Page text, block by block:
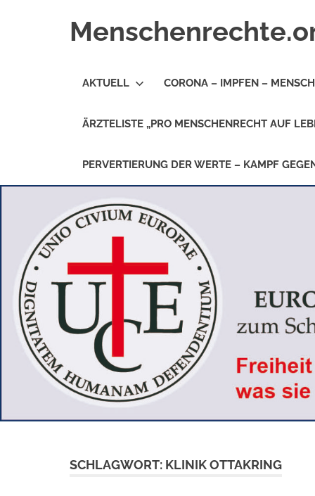
alle
Geborene
AKTUELL CORONA – IMPFEN –
ÄRZTELISTE „PRO MENSCHENRECHT AUF
PERVERTIERUNG DER WERTE – KAMPF
SCHLAGWORT: KLINIK OTTAKRING